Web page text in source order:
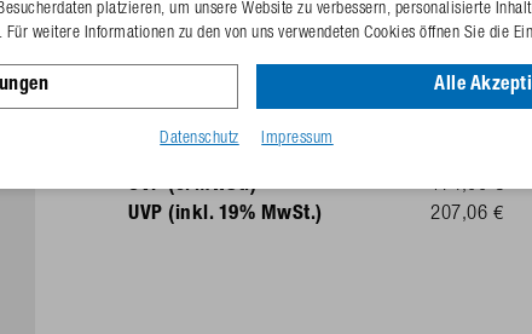
Oberteil Mod. 630 kpl. mit
GTIN-Code
UVP (o. MwSt.)
174,00 €
UVP (inkl. 19% MwSt.)
207,06 €
platzieren, um unsere Website zu verbessern, personalisierte
weitere Informationen zu den von uns verwendeten Cookies öffnen Sie die
Alle
Datenschutz Impressum